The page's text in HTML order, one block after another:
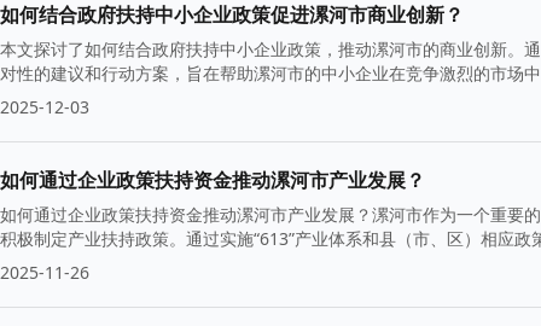
如何结合政府扶持中小企业政策促进漯河市商业创新？
本文探讨了如何结合政府扶持中小企业政策，推动漯河市的商业创新。
对性的建议和行动方案，旨在帮助漯河市的中小企业在竞争激烈的市场
2025-12-03
如何通过企业政策扶持资金推动漯河市产业发展？
如何通过企业政策扶持资金推动漯河市产业发展？漯河市作为一个重要
积极制定产业扶持政策。通过实施“613”产业体系和县（市、区）相应
与繁荣。
2025-11-26